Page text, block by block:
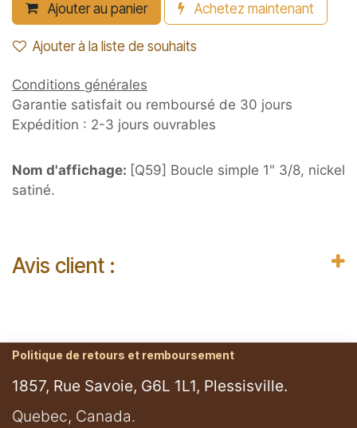
Ajouter au panier Achetez maintenant
Ajouter à la liste de souhaits
Conditions générales
Garantie satisfait ou remboursé de 30 jours
Expédition : 2-3 jours ouvrables
Nom d'affichage: [Q59] Boucle simple 1" 3/8, nickel
satiné.
Avis client :
Politique de retours et remboursement
1857, Rue Savoie, G6L 1L1, Plessisville.
​Quebec, Canada.